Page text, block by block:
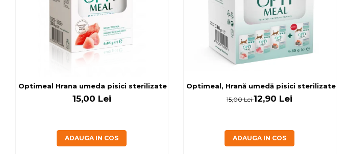
Optimeal Hrana umeda pisici sterilizate - curcan si pui in sos, set 3+1, 4*0,085kg
15,00 Lei
ADAUGA IN COS
Optimeal, Hrană umedă pisici sterilizate,
15,00 Lei12,90 Lei
ADAUGA IN COS